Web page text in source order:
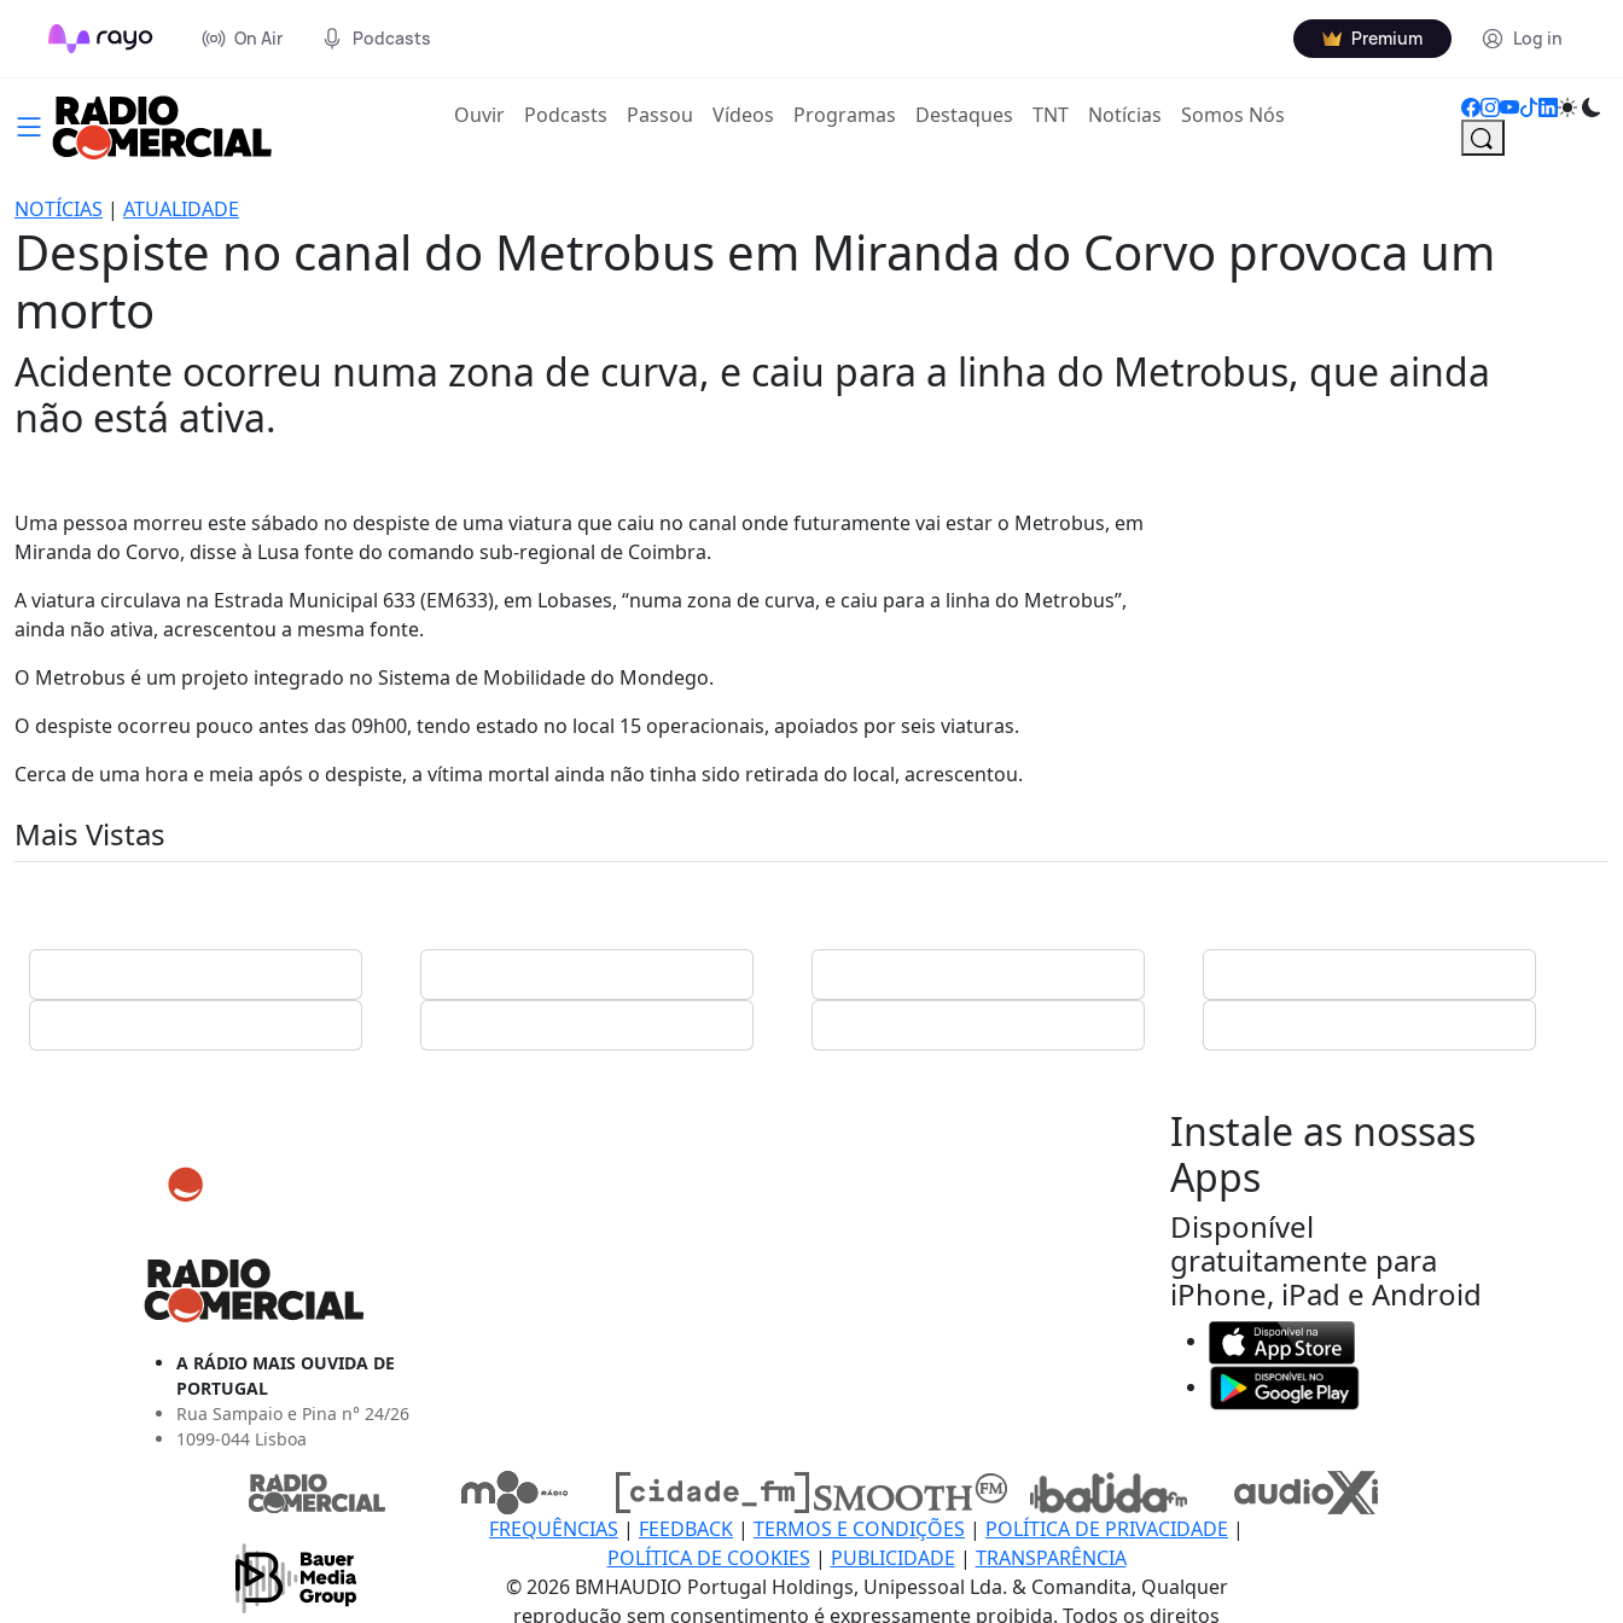
On Air Podcasts Premium Log in
Ouvir(current)
Podcasts Passou Vídeos Programas Destaques TNT Notícias Somos Nós
NOTÍCIAS | ATUALIDADE
Despiste no canal do Metrobus em Miranda do Corvo provoca um
morto
Acidente ocorreu numa zona de curva, e caiu para a linha do Metrobus, que ainda
não está ativa.
Uma pessoa morreu este sábado no despiste de uma viatura que caiu no canal onde futuramente vai estar o Metrobus, em
Miranda do Corvo, disse à Lusa fonte do comando sub-regional de Coimbra.
A viatura circulava na Estrada Municipal 633 (EM633), em Lobases, “numa zona de curva, e caiu para a linha do Metrobus”,
ainda não ativa, acrescentou a mesma fonte.
O Metrobus é um projeto integrado no Sistema de Mobilidade do Mondego.
O despiste ocorreu pouco antes das 09h00, tendo estado no local 15 operacionais, apoiados por seis viaturas.
Cerca de uma hora e meia após o despiste, a vítima mortal ainda não tinha sido retirada do local, acrescentou.
Mais Vistas
A RÁDIO MAIS OUVIDA DE
PORTUGAL
Rua Sampaio e Pina n° 24/26
1099-044 Lisboa
Instale as nossas
Apps
Disponível
gratuitamente para
iPhone, iPad e Android
FREQUÊNCIAS | FEEDBACK | TERMOS E CONDIÇÕES | POLÍTICA DE PRIVACIDADE |
POLÍTICA DE COOKIES | PUBLICIDADE | TRANSPARÊNCIA
© 2026 BMHAUDIO Portugal Holdings, Unipessoal Lda. & Comandita, Qualquer
reprodução sem consentimento é expressamente proibida. Todos os direitos